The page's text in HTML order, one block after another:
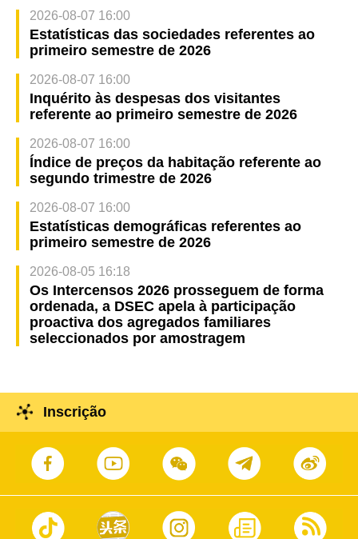
2026-08-07 16:00
Estatísticas das sociedades referentes ao
primeiro semestre de 2026
2026-08-07 16:00
Inquérito às despesas dos visitantes
referente ao primeiro semestre de 2026
2026-08-07 16:00
Índice de preços da habitação referente ao
segundo trimestre de 2026
2026-08-07 16:00
Estatísticas demográficas referentes ao
primeiro semestre de 2026
2026-08-05 16:18
Os Intercensos 2026 prosseguem de forma
ordenada, a DSEC apela à participação
proactiva dos agregados familiares
seleccionados por amostragem
Inscrição